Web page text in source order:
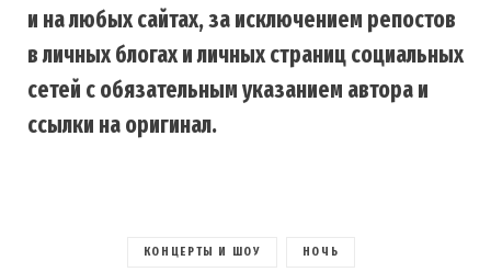
и на любых сайтах, за исключением репостов
в личных блогах и личных страниц социальных
сетей с обязательным указанием автора и
ссылки на оригинал.
КОНЦЕРТЫ И ШОУ НОЧЬ